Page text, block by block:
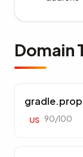
Domain
US 90/100